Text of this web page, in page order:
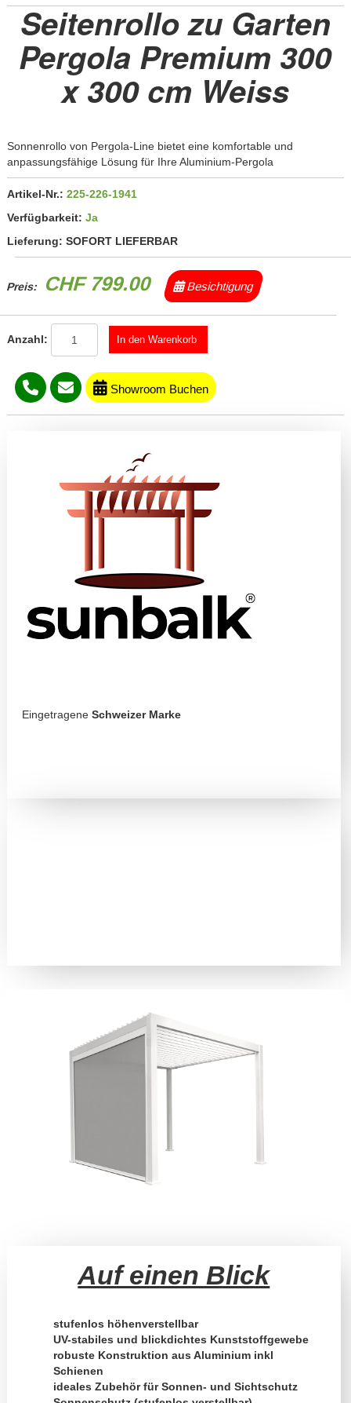
Seitenrollo zu Garten
Pergola Premium 300
x 300 cm Weiss
Sonnenrollo von Pergola-Line bietet eine komfortable und
anpassungsfähige Lösung für Ihre Aluminium-Pergola
Artikel-Nr.: 225-226-1941
Verfügbarkeit: Ja
Lieferung: SOFORT LIEFERBAR
Preis: CHF 799.00 Besichtigung
Anzahl:
Showroom Buchen
Eingetragene Schweizer Marke
Auf einen Blick
stufenlos höhenverstellbar
UV-stabiles und blickdichtes Kunststoffgewebe
robuste Konstruktion aus Aluminium inkl
Schienen
ideales Zubehör für Sonnen- und Sichtschutz